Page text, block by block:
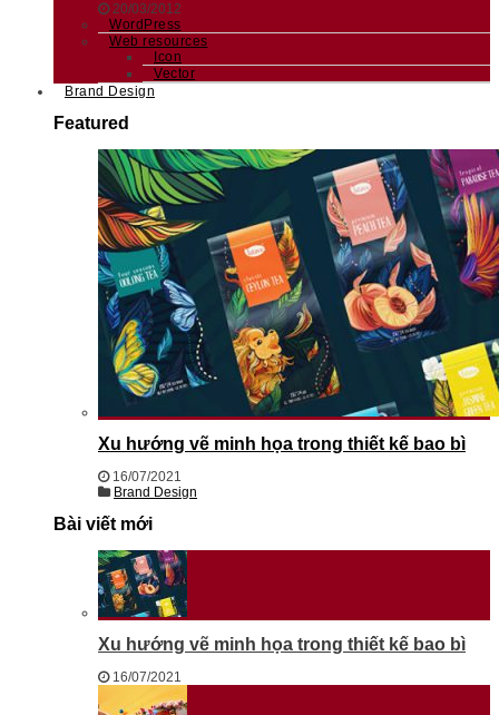
20/03/2012
WordPress
Web resources
Icon
Vector
Brand Design
Featured
Xu hướng vẽ minh họa trong thiết kế bao bì
16/07/2021
Brand Design
Bài viết mới
Xu hướng vẽ minh họa trong thiết kế bao bì
16/07/2021